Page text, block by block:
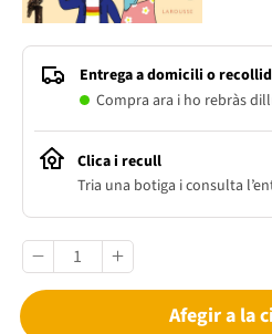
Entrega a domicili o
Compra ara i ho rebràs
Clica i recull
Tria una botiga i consulta
Afegir a la